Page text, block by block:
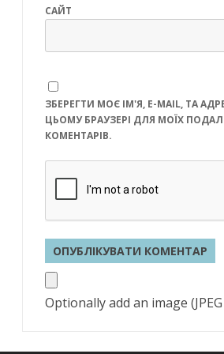
САЙТ
ЗБЕРЕГТИ МОЄ ІМ'Я, E-MAIL, ТА
ЦЬОМУ БРАУЗЕРІ ДЛЯ МОЇХ
КОМЕНТАРІВ.
Optionally add an image